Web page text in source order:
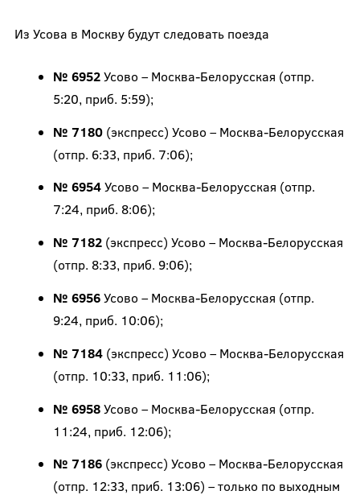
Из Усова в Москву будут следовать поезда
№ 6952Усово – Москва-Белорусская (отпр.
5:20, приб. 5:59);
№ 7180(экспресс) Усово – Москва-Белорусская
(отпр. 6:33, приб. 7:06);
№ 6954Усово – Москва-Белорусская (отпр.
7:24, приб. 8:06);
№ 7182(экспресс) Усово – Москва-Белорусская
(отпр. 8:33, приб. 9:06);
№ 6956Усово – Москва-Белорусская (отпр.
9:24, приб. 10:06);
№ 7184(экспресс) Усово – Москва-Белорусская
(отпр. 10:33, приб. 11:06);
№ 6958Усово – Москва-Белорусская (отпр.
11:24, приб. 12:06);
№ 7186(экспресс) Усово – Москва-Белорусская
(отпр. 12:33, приб. 13:06) – только по выходным